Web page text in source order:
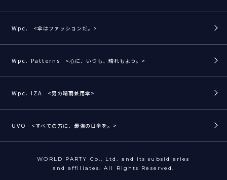
Wpc. <傘はファッションだ。>
Wpc. Patterns <心に、いつも、晴れもよう。>
Wpc. IZA <男の晴雨兼用傘>
UVO <すべての方に、最強の日傘を。>
WORLD PARTY Co., Ltd. and its subsidiaries
and affiliates. All Rights Reserved.